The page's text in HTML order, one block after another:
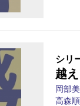
シリ
越
岡部
高森